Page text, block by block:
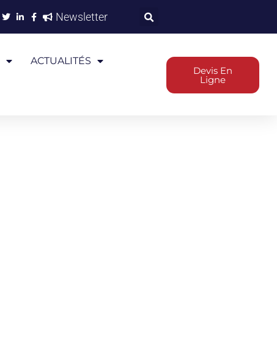
Newsletter
ACTUALITÉS
Devis En
Ligne